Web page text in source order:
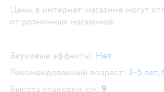
Цены в интернет-магазине могут
от розничных магазинов.
Звуковые эффекты: Нет
Рекомендованный возраст: 3-5 лет,
Высота упаковки, см: 9